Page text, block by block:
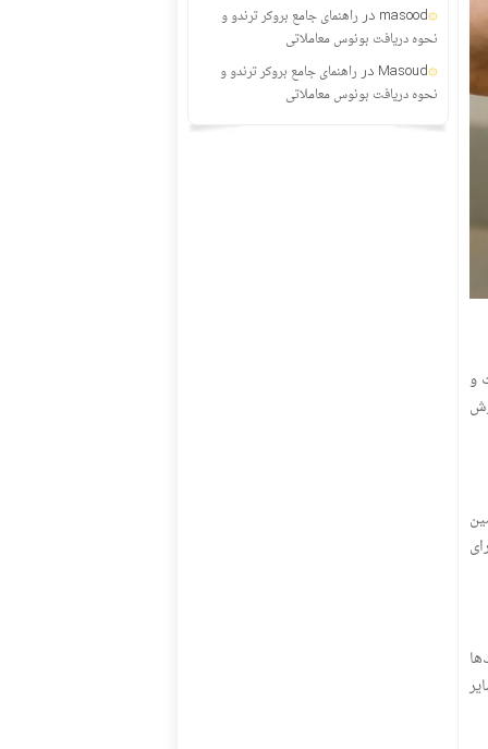
ارتقاست و
برای
masood در راهنمای جامع بروکر ترندو و
نحوه دریافت بونوس معاملاتی
Masoud در راهنمای جامع بروکر ترندو و
نحوه دریافت بونوس معاملاتی